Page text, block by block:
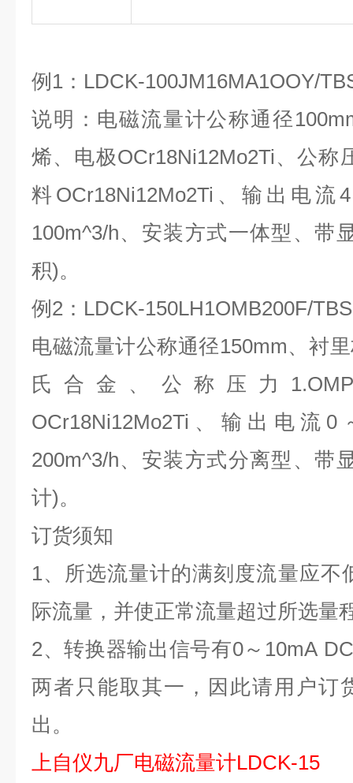
例1：LDCK-100JM16MA1OOY/
说明：电磁流量计公称通径
烯、电极OCr18Ni12Mo2Ti、公称
料OCr18Ni12Mo2Ti、输出电
100m^3/h、安装方式一体型、带
积)。
例2：LDCK-150LH1OMB200F/TBS
电磁流量计公称通径150mm、衬
氏合金、公称压力
OCr18Ni12Mo2Ti、输出电流
200m^3/h、安装方式分离型、带
计)。
订货须知
1、所选流量计的满刻度流量应不
际流量，并使正常流量超过所选量
2、转换器输出信号有0～10mA
两者只能取其一，因此请用户订
出。
上自仪九厂电磁流量计LDCK-15